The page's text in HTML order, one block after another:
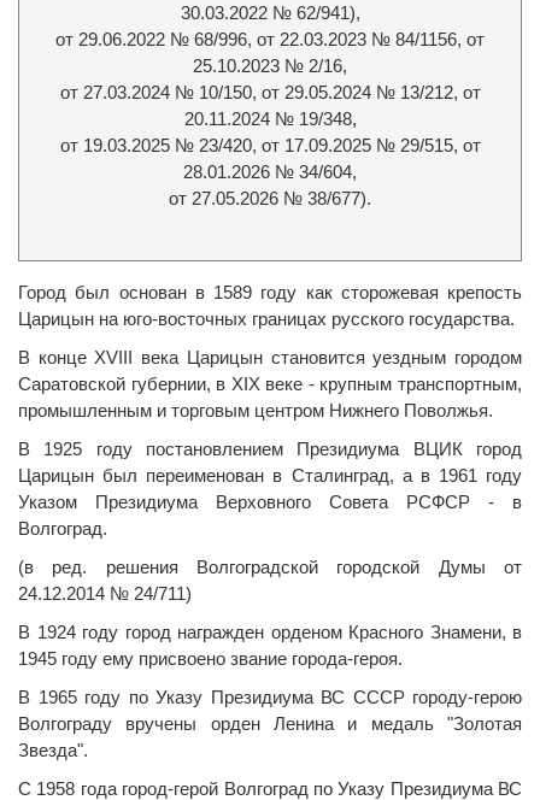
30.03.2022 № 62/941),
от 29.06.2022 № 68/996, от 22.03.2023 № 84/1156, от
25.10.2023 № 2/16,
от 27.03.2024 № 10/150, от 29.05.2024 № 13/212, от
20.11.2024 № 19/348,
от 19.03.2025 № 23/420, от 17.09.2025 № 29/515, от
28.01.2026 № 34/604,
от 27.05.2026 № 38/677).
Город был основан в 1589 году как сторожевая крепость
Царицын на юго-восточных границах русского государства.
В конце XVIII века Царицын становится уездным городом
Саратовской губернии, в XIX веке - крупным транспортным,
промышленным и торговым центром Нижнего Поволжья.
В 1925 году постановлением Президиума ВЦИК город
Царицын был переименован в Сталинград, а в 1961 году
Указом Президиума Верховного Совета РСФСР - в
Волгоград.
(в ред. решения Волгоградской городской Думы от
24.12.2014 № 24/711)
В 1924 году город награжден орденом Красного Знамени, в
1945 году ему присвоено звание города-героя.
В 1965 году по Указу Президиума ВС СССР городу-герою
Волгограду вручены орден Ленина и медаль "Золотая
Звезда".
С 1958 года город-герой Волгоград по Указу Президиума ВС